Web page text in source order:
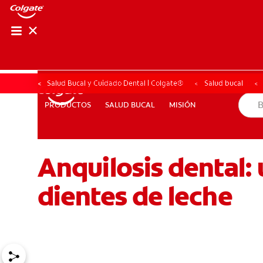
PRODUCTOS SALUD BUCAL MISIÓN
PARA PROFESIONALES AR (ES) SUSCRIBITE
PRODUCTOS SALUD BUCAL MISIÓN
CHEQUEO DE
Salud Bucal y Cuidado Dental | Colgate® Salud bucal
Anquilosis dental:
dientes de leche